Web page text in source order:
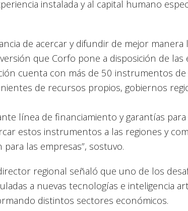
instalada y al capital humano
de acercar y difundir de mejor manera
que Corfo pone a disposición de las
cuenta con más de 50 instrumentos de
de recursos propios, gobiernos
línea de financiamiento y garantías para
estos instrumentos a las regiones y
las empresas”, sostuvo.
regional señaló que uno de los
a nuevas tecnologías e inteligencia
distintos sectores económicos.